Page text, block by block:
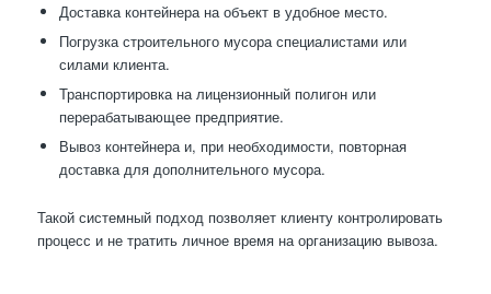
Доставка контейнера на объект в удобное место.
Погрузка строительного мусора специалистами или
силами клиента.
Транспортировка на лицензионный полигон или
перерабатывающее предприятие.
Вывоз контейнера и, при необходимости, повторная
доставка для дополнительного мусора.
Такой системный подход позволяет клиенту контролировать
процесс и не тратить личное время на организацию вывоза.